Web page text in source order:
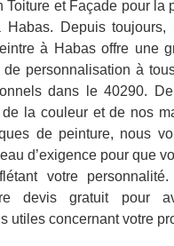
Toiture et Façade pour la
Habas. Depuis toujours,
à Habas offre une
personnalisation à
dans le 40290.
la couleur et de nos
de peinture, nous
d’exigence pour que
votre
devis gratuit pour
utiles concernant votre